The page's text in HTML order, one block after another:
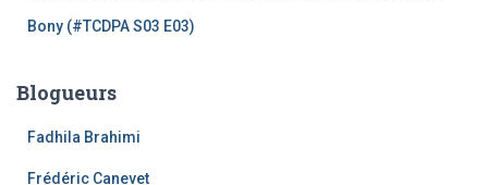
Bony (#TCDPA S03 E03)
Blogueurs
Fadhila Brahimi
Frédéric Canevet